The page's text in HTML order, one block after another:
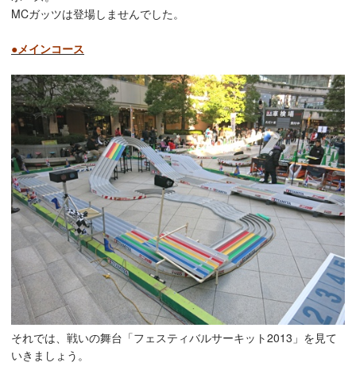
MCガッツは登場しませんでした。
●メインコース
それでは、戦いの舞台「フェスティバルサーキット2013」を見て
いきましょう。